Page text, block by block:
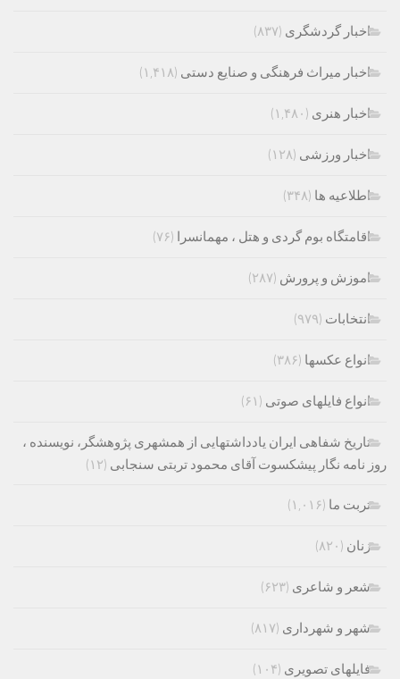
اخبار گردشگری (۸۳۷)
اخبار میراث فرهنگی و صنایع دستی (۱,۴۱۸)
اخبار هنری (۱,۴۸۰)
اخبار ورزشی (۱۲۸)
اطلاعیه ها (۳۴۸)
اقامتگاه بوم گردی و هتل ، مهمانسرا (۷۶)
اموزش و پرورش (۲۸۷)
انتخابات (۹۷۹)
انواع عکسها (۳۸۶)
انواع فایلهای صوتی (۶۱)
تاریخ شفاهی ایران یادداشتهایی از همشهری پژوهشگر، نویسنده ،
روز نامه نگار پیشکسوت آقای محمود تربتی سنجابی (۱۲)
تربت ما (۱,۰۱۶)
زنان (۸۲۰)
شعر و شاعری (۶۲۳)
شهر و شهرداری (۸۱۷)
فایلهای تصویری (۱۰۴)